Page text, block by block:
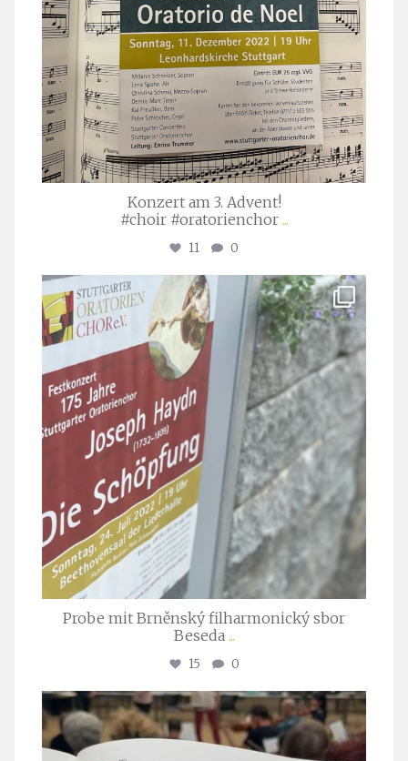
Konzert am 3. Advent!
#choir #oratorienchor ...
11 0
stuttgarter_oratorienchor
Juli 23
Probe mit Brněnský filharmonický sbor
Beseda ...
15 0
stuttgarter_oratorienchor
Juli 23